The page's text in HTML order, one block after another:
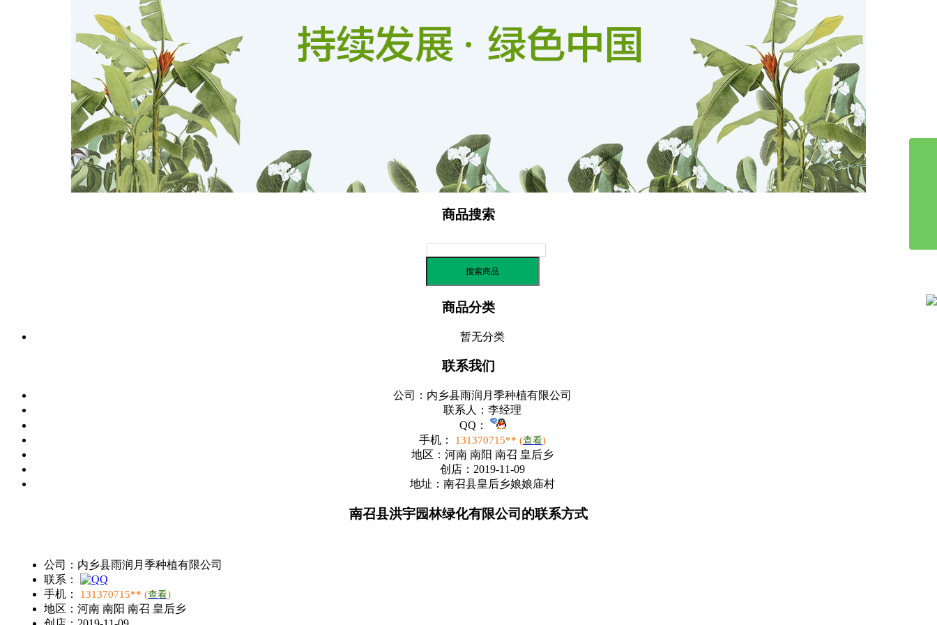
商品搜索
商品分类
暂无分类
联系我们
公司： 内乡县雨润月季种植有限公司
联系人： 李经理
QQ：
手机：
131370715** (查看)
地区： 河南 南阳 南召 皇后乡
创店： 2019-11-09
地址： 南召县皇后乡娘娘庙村
南召县洪宇园林绿化有限公司的联系方式
公司： 内乡县雨润月季种植有限公司
联系：
手机：
131370715** (查看)
地区： 河南 南阳 南召 皇后乡